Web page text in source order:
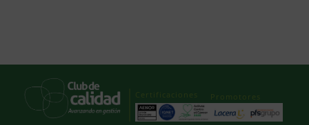
Certificaciones Promotores